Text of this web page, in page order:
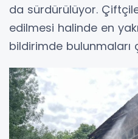
da sürdürülüyor.
edilmesi halinde en
bildirimde bulunmaları